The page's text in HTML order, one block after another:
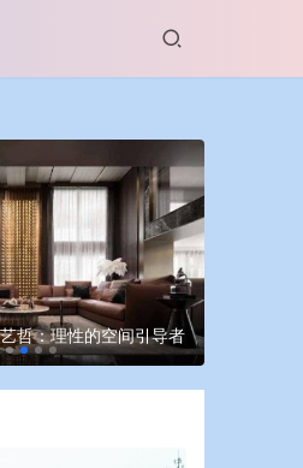
哲：理性的空间引导者